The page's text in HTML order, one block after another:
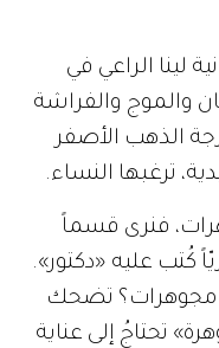
لينا الراعي في
والموج والفراشة
الذهب الأصفر
ترغبها النساء.
فنرى قسماً
كُتب عليه «دكتور».
مجوهرات؟ تضحك
تحتاجُ إلى عناية